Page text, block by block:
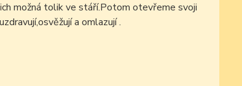
možná tolik ve stáří.Potom otevřeme svoji
a omlazují .